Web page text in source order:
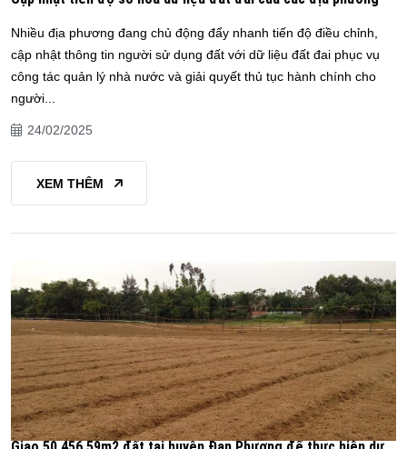
Nhiều địa phương đang chủ động đẩy nhanh tiến độ điều chỉnh,
cập nhật thông tin người sử dụng đất với dữ liệu đất đai phục vụ
công tác quản lý nhà nước và giải quyết thủ tục hành chính cho
người...
24/02/2025
XEM THÊM